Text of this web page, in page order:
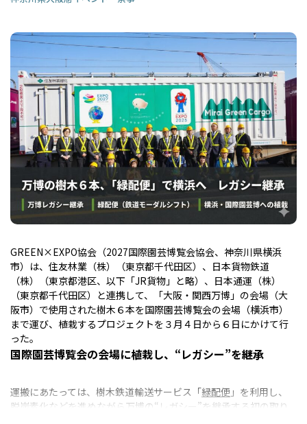
GREEN×EXPO協会（2027国際園芸博覧会協会、神奈川県横浜
市）は、住友林業（株）（東京都千代田区）、日本貨物鉄道
（株）（東京都港区、以下「JR貨物」と略）、日本通運（株）
（東京都千代田区）と連携して、「大阪・関西万博」の会場（大
阪市）で使用された樹木６本を国際園芸博覧会の会場（横浜市）
まで運び、植栽するプロジェクトを３月４日から６日にかけて行
った。
国際園芸博覧会の会場に植栽し、“レガシー”を継承
運搬にあたっては、樹木鉄道輸送サービス「緑配便 」を利用し、
脱炭素化などを進めながら万博の“レガシー”を継承する初の取り